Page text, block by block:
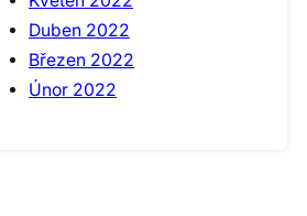
Duben 2022
Březen 2022
Únor 2022